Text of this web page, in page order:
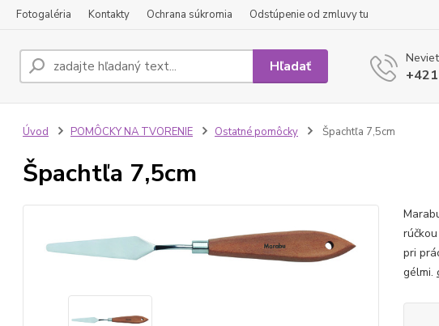
Fotogaléria Kontakty Ochrana súkromia Odstúpenie od zmluvy tu
Hľadať
Úvod POMÔCKY NA TVORENIE Ostatné pomôcky Špachtľa 7,5cm
Špachtľa 7,5cm
pri
gélmi.